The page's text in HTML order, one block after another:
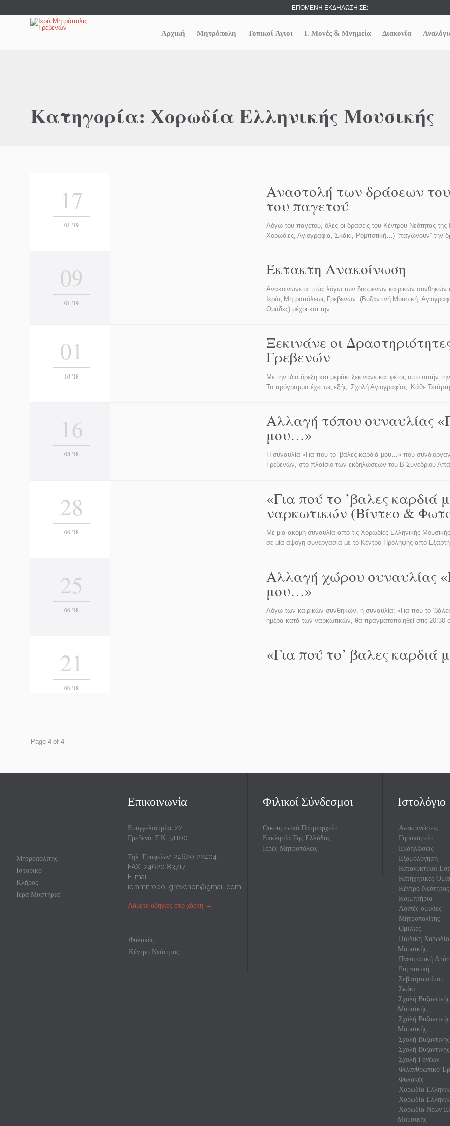
ΕΠΟΜΕΝΗ ΕΚΔΗΛΩΣΗ ΣΕ:
Αρχική Μητρόπολη Τοπικοί Άγιοι Ι. Μονές & Μνημεία Διακονία
Κατηγορία: Χορωδία Ελληνικής Μουσικής
17
01 '19
Αναστολή των δράσεων
του παγετού
Λόγω του παγετού, όλες οι δράσεις του Κέντρου Νεότητας
Χορωδίες, Αγιογραφία, Σκάκι, Ρομποτική…) “παγώνουν” την
09
01 '19
Έκτακτη Ανακοίνωση
Ανακοινώνεται πώς λόγω των δυσμενών καιρικών συνθηκών
Ιεράς Μητροπόλεως Γρεβενών. (Βυζαντινή Μουσική,
Ομάδες) μέχρι και την…
01
10 '18
Ξεκινάνε οι
Γρεβενών
Με την ίδια όρεξη και μεράκι ξεκινάνε και φέτος από αυτήν
Το πρόγραμμα έχει ως εξής: Σχολή Αγιογραφίας: Κάθε
16
08 '18
Αλλαγή τόπου συναυλίας
μου…»
Η συναυλία «Για που το ‘βαλες καρδιά μου…» που
Γρεβενών, στο πλαίσιο των εκδηλώσεων του Β΄Συνεδρίου
28
06 '18
«Για πού το ’βαλες
ναρκωτικών (Βίντεο &
Με μία ακόμη συναυλία από τις Χορωδίες Ελληνικής
σε μία άψογη συνεργασία με το Κέντρο Πρόληψης από
25
06 '18
Αλλαγή χώρου συναυλίας
μου…»
Λόγω των καιρικών συνθηκών, η συναυλία: «Για που το
ημέρα κατά των ναρκωτικών, θα πραγματοποιηθεί στις 20:30
21
06 '18
«Για πού το’ βαλες καρδιά
Page 4 of 4
Μητροπολίτης
Ιστορικό
Κλήρος
Ιερά Μυστήρια
Επικοινωνία
Ευαγγελιστρίας 22
Γρεβενά, Τ.Κ. 51100
Τηλ. Γραφείων: 24620 22404
FAX: 24620 83717
E-mail:
ieramitropoligrevenon@gmail.com
Λάβετε οδηγίες στο χάρτη →
Φυλακές
Κέντρο Νεότητος
Φιλικοί Σύνδεσμοι
Οικουμενικό Πατριαρχείο
Εκκλησία Της Ελλάδος
Ιερές Μητροπόλεις
Ιστολόγιο
Ανακοινώσεις
Γηροκομείο
Εκδηλώσεις
Εξομολόγηση
Κατανυκτικοί
Κατηχητικές
Κέντρο Νεότητος
Κοιμητήρια
Λοιπές ομιλίες
Μητροπολίτης
Ομιλίες
Παιδική
Μουσικής
Πνευματική
Ρομποτική
Σεβασμιωτάτου
Σκάκι
Σχολή
Μουσικής
Σχολή
Μουσικής
Σχολή
Σχολή
Σχολή Γονέων
Φιλανθρωπικό
Φυλακές
Χορωδία
Χορωδία
Χορωδία Νέων
Μουσικής